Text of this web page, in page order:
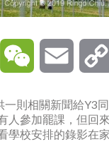
WhatsAppWeChat Email
則相關新聞給Y3
人參加罷課，但回
學校安排的錄影在家